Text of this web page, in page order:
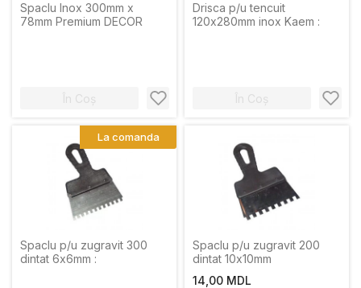
Spaclu Inox 300mm x
78mm Premium DECOR
În Coș
Drisca p/u tencuit
120х280mm inox Kaem :
În Coș
Spaclu p/u zugravit 300
dintat 6х6mm :
La comanda
Spaclu p/u zugravit 200
dintat 10х10mm
14,00 MDL